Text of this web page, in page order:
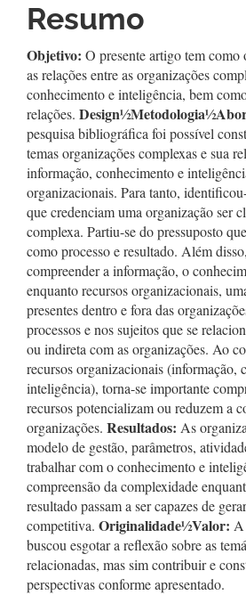
principal
Resumo
Objetivo: O presente artigo tem
as relações entre as organizações
conhecimento e inteligência, bem
relações. Design½Metodologia½
pesquisa bibliográfica foi possível
temas organizações complexas e sua
informação, conhecimento e
organizacionais. Para tanto,
que credenciam uma organização ser
complexa. Partiu-se do pressuposto
como processo e resultado. Além
compreender a informação, o
enquanto recursos organizacionais,
presentes dentro e fora das
processos e nos sujeitos que se
ou indireta com as organizações. Ao
recursos organizacionais (informação,
inteligência), torna-se importante
recursos potencializam ou reduzem a
organizações. Resultados: As
modelo de gestão, parâmetros,
trabalhar com o conhecimento e
compreensão da complexidade
resultado passam a ser capazes de
competitiva. Originalidade½Valor: A
buscou esgotar a reflexão sobre as
relacionadas, mas sim contribuir e
perspectivas conforme apresentado.